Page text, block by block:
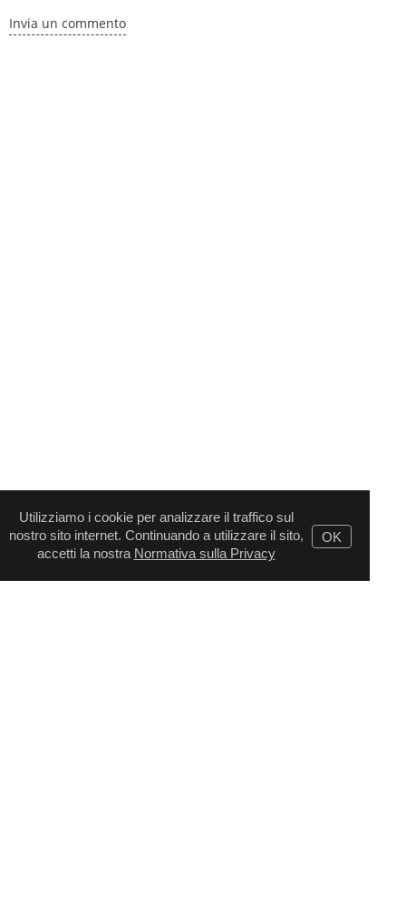
Utilizziamo i cookie per analizzare il traffico sul
nostro sito internet. Continuando a utilizzare il sito,
accetti la nostra Normativa sulla Privacy
OK
Invia un commento